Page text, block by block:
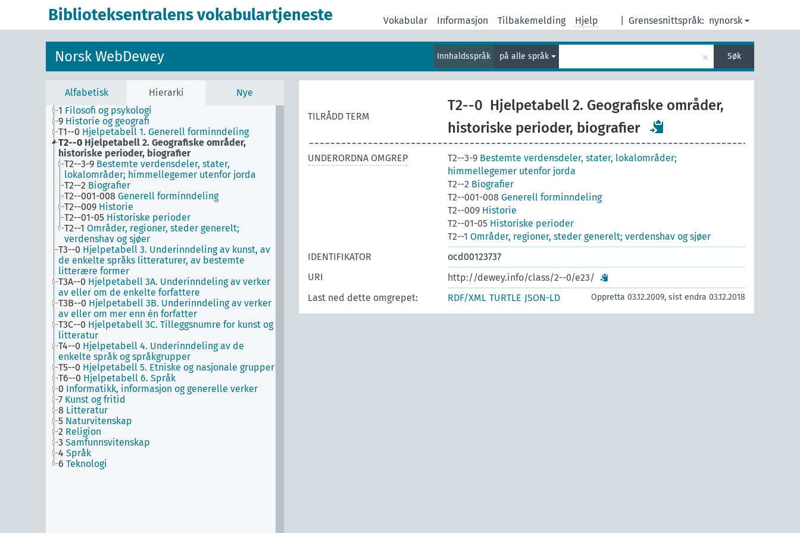
Biblioteksentralens vokabulartjeneste Grensesnittspråk: nynorsk
Vokabular Informasjon Tilbakemelding Hjelp
Norsk WebDewey Innhaldsspråk på alle språk × Søk
Alfabetisk Hierarki
Nye
1 Filosofi og psykologi
9 Historie og geografi
T1--0 Hjelpetabell 1. Generell forminndeling
T2--0 Hjelpetabell 2. Geografiske områder,
historiske perioder, biografier
T2--3-9 Bestemte verdensdeler, stater,
lokalområder; himmellegemer utenfor jorda
T2--2 Biografier
T2--001-008 Generell forminndeling
T2--009 Historie
T2--01-05 Historiske perioder
T2--1 Områder, regioner, steder generelt;
verdenshav og sjøer
T3--0 Hjelpetabell 3. Underinndeling av kunst, av
de enkelte språks litteraturer, av bestemte
litterære former
T3A--0 Hjelpetabell 3A. Underinndeling av verker
av eller om de enkelte forfattere
T3B--0 Hjelpetabell 3B. Underinndeling av verker
av eller om mer enn én forfatter
T3C--0 Hjelpetabell 3C. Tilleggsnumre for kunst og
litteratur
T4--0 Hjelpetabell 4. Underinndeling av de
enkelte språk og språkgrupper
T5--0 Hjelpetabell 5. Etniske og nasjonale grupper
T6--0 Hjelpetabell 6. Språk
0 Informatikk, informasjon og generelle verker
7 Kunst og fritid
8 Litteratur
5 Naturvitenskap
2 Religion
3 Samfunnsvitenskap
4 Språk
6 Teknologi
TILRÅDD TERM
T2--0 Hjelpetabell 2. Geografiske områder,
historiske perioder, biografier
UNDERORDNA OMGREP T2--3-9 Bestemte verdensdeler, stater, lokalområder;
himmellegemer utenfor jorda
T2--2 Biografier
T2--001-008 Generell forminndeling
T2--009 Historie
T2--01-05 Historiske perioder
T2--1 Områder, regioner, steder generelt; verdenshav og sjøer
IDENTIFIKATOR
ocd00123737
URI
http://dewey.info/class/2--0/e23/
Last ned dette omgrepet:
RDF/XML TURTLE JSON-LD Oppretta 03.12.2009, sist endra 03.12.2018